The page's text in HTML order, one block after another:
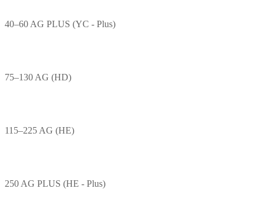
40–60 AG PLUS (YC - Plus)
75–130 AG (HD)
115–225 AG (HE)
250 AG PLUS (HE - Plus)